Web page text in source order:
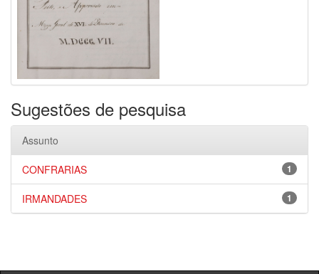
Sugestões de pesquisa
Assunto
1
CONFRARIAS
1
IRMANDADES